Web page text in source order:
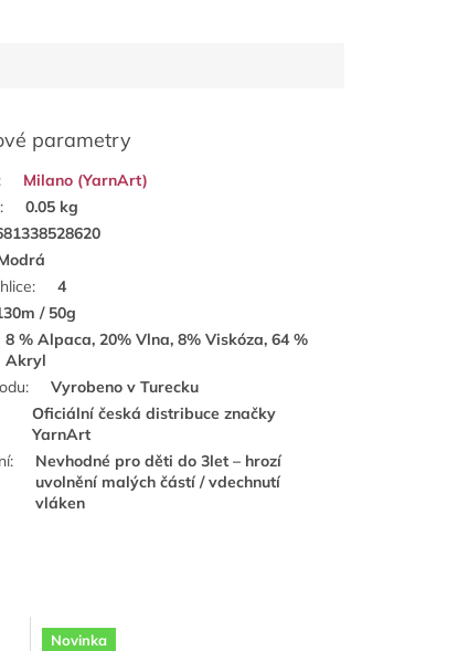
Novinka
parametry
:
Milano (YarnArt)
:
0.05 kg
:
4
/ 50g
8 % Alpaca, 20% Vlna, 8% Viskóza, 64 %
Akryl
:
Vyrobeno v Turecku
Oficiální česká distribuce značky
YarnArt
:
Nevhodné pro děti do 3let – hrozí
uvolnění malých částí / vdechnutí
vláken